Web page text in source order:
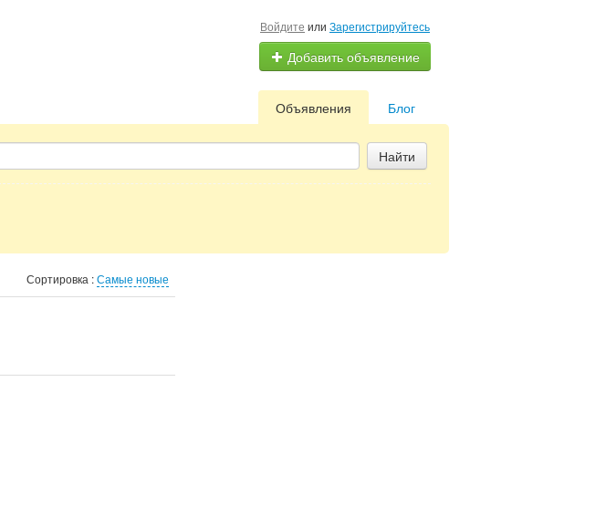
Войдите или Зарегистрируйтесь
Добавить объявление
Блог
Объявления
Найти
Сортировка :Самые новые